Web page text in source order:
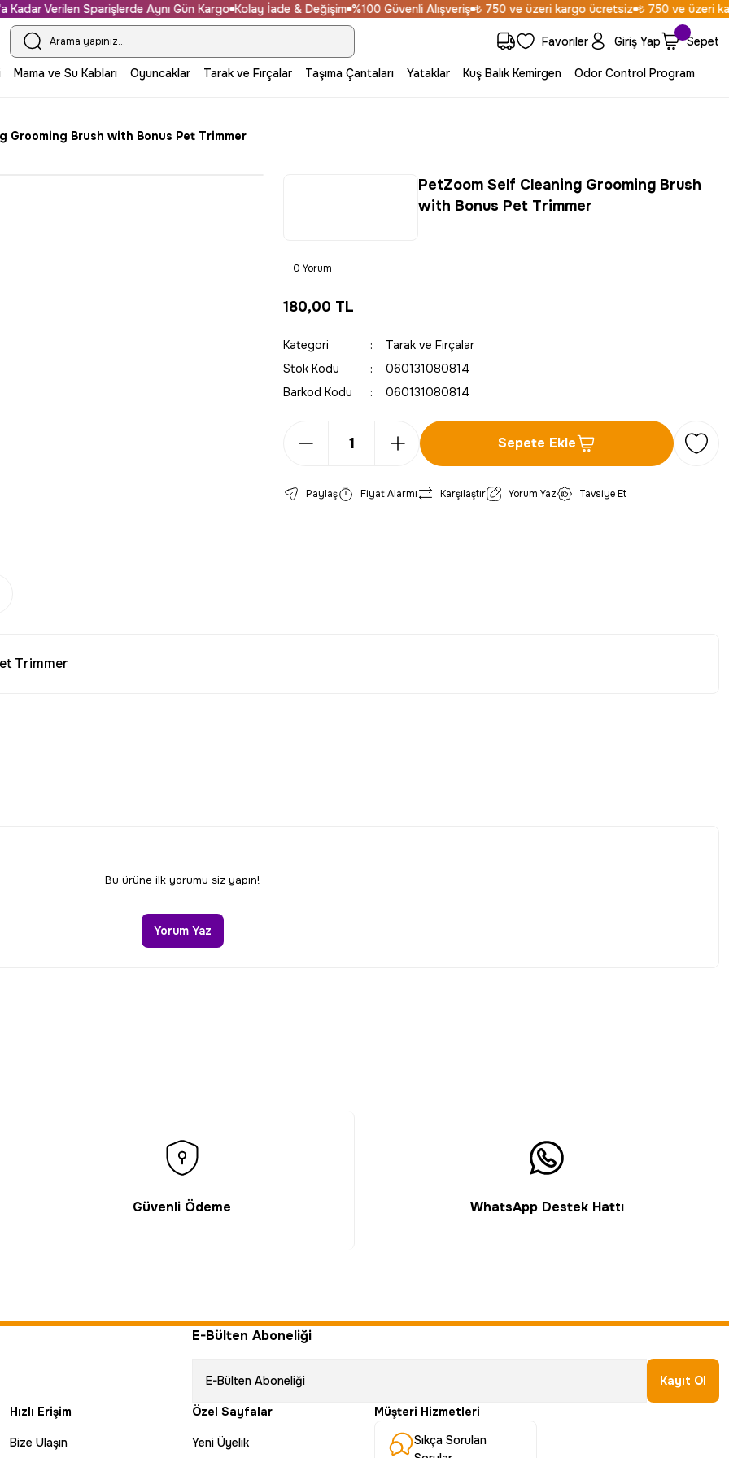
Verilen Sparişlerde Aynı Gün Kargo Kolay İade & Değişim %100 Güvenli Alışveriş ₺ 750 ve üzeri kargo ücretsiz ₺ 750 ve üzeri
Favoriler Giriş Yap Sepet
Mama ve Su Kabları Oyuncaklar Tarak ve Fırçalar Taşıma Çantaları Yataklar Kuş Balık Kemirgen Odor Control Program
Grooming Brush with Bonus Pet Trimmer
PetZoom Self Cleaning Grooming Brush
with Bonus Pet Trimmer
0 Yorum
180,00 TL
Kategori
Tarak ve Fırçalar
Stok Kodu
060131080814
Barkod Kodu
060131080814
Sepete Ekle
Paylaş Fiyat Alarmı Karşılaştır Yorum Yaz Tavsiye Et
Trimmer
Bu ürüne ilk yorumu siz yapın!
Yorum Yaz
Güvenli Ödeme WhatsApp Destek Hattı
E-Bülten Aboneliği
Kayıt Ol
Hızlı Erişim
Bize Ulaşın
Özel Sayfalar
Yeni Üyelik
Müşteri Hizmetleri
Sıkça Sorulan